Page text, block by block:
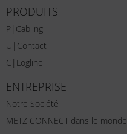
PRODUITS
P|Cabling
U|Contact
C|Logline
ENTREPRISE
Notre Société
METZ CONNECT dans le monde